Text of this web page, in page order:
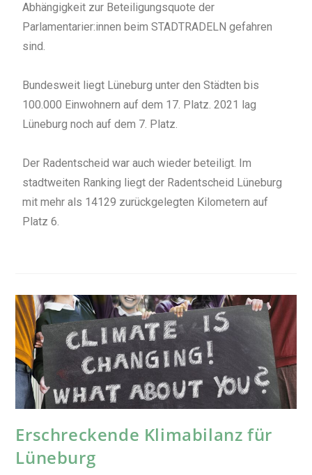
Abhängigkeit zur Beteiligungsquote der
Parlamentarier:innen beim STADTRADELN gefahren
sind.
Bundesweit liegt Lüneburg unter den Städten bis
100.000 Einwohnern auf dem 17. Platz. 2021 lag
Lüneburg noch auf dem 7. Platz.
Der Radentscheid war auch wieder beteiligt. Im
stadtweiten Ranking liegt der Radentscheid Lüneburg
mit mehr als 14129 zurückgelegten Kilometern auf
Platz 6.
Erschreckende Klimabilanz für
Lüneburg